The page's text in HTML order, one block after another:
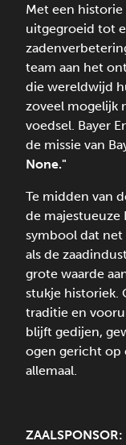
Met een
uitgegroeid tot
team aan het
die wereldwijd
zoveel mogelijk
voedsel. Bayer
de missie van
None."
Te midden van
de majestueuze
symbool dat net
als de
grote waarde
stukje historiek.
traditie en
blijft gedijen,
ogen gericht op
allemaal.
ZAALSPONSOR: